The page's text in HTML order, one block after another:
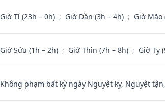
Giờ Tí (23h – 0h) ; Giờ Dần (3h – 4h) ; Giờ Mão
Giờ Sửu (1h – 2h) ; Giờ Thìn (7h – 8h) ; Giờ Tỵ
Không phạm bất kỳ ngày Nguyệt kỵ, Nguyệt